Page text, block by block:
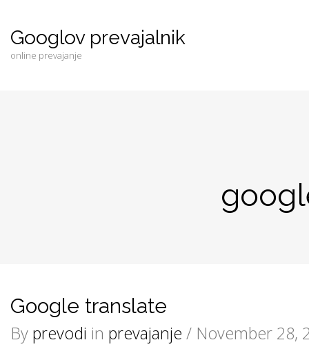
Googlov prevajalnik
online prevajanje
Google translate
By prevodi in prevajanje / November 28,